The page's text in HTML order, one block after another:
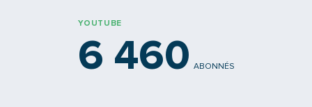
YOUTUBE
6 460 ABONNÉS